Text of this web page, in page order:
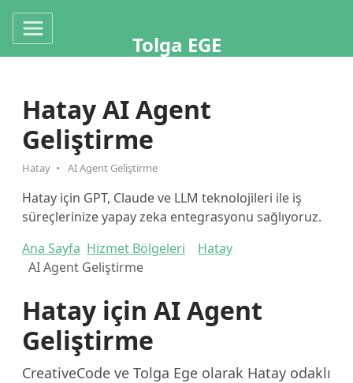
Tolga EGE
Hatay AI Agent
Geliştirme
Hatay AI Agent Geliştirme
Hatay için GPT, Claude ve LLM teknolojileri ile iş
süreçlerinize yapay zeka entegrasyonu sağlıyoruz.
Ana Sayfa Hizmet Bölgeleri
Hatay
AI Agent Geliştirme
Hatay için AI Agent
Geliştirme
CreativeCode ve Tolga Ege olarak Hatay odaklı